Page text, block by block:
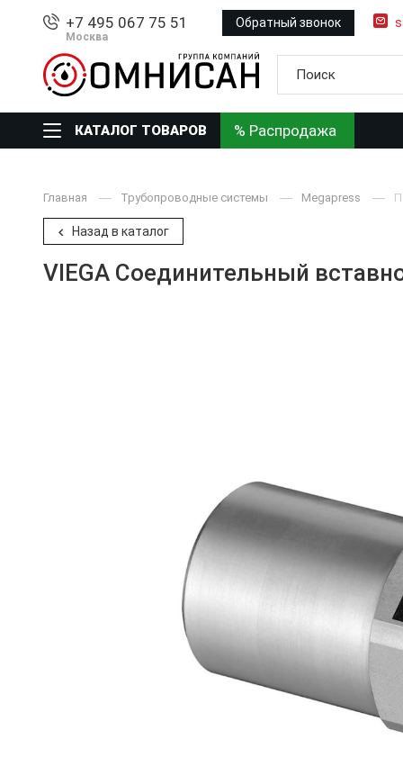
+7 495 067 75 51
Москва
Обратный звонок
КАТАЛОГ ТОВАРОВ % Распродажа
Главная Трубопроводные системы Megapress
Назад в каталог
VIEGA Соединительный